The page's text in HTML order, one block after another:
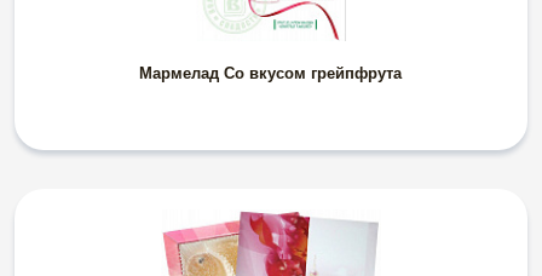
Мармелад Со вкусом грейпфрута